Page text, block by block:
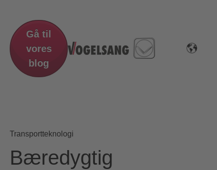
Gå til
vores
blog
Transportteknologi
Bæredygtig